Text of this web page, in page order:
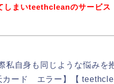
しまいteethcleanのサービス
自身も同じような悩みを
カード エラー】【